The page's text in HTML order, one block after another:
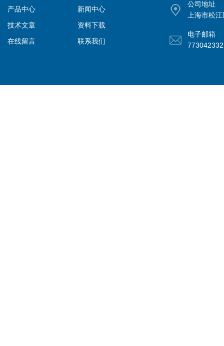
产品中心
新闻中心
技术文章
资料下载
在线留言
联系我们
公司地址
上海市松
电子邮箱